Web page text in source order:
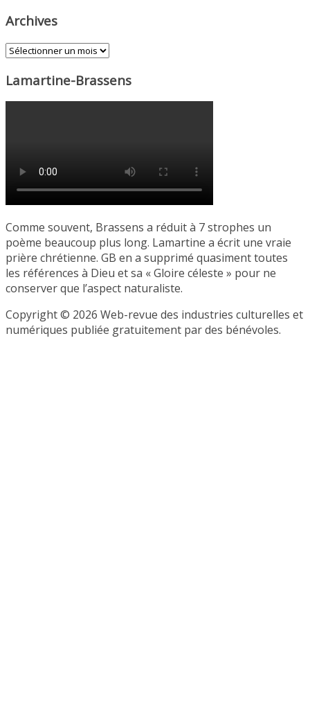
Archives
Archives
Lamartine-Brassens
Comme souvent, Brassens a réduit à 7 strophes un
poème beaucoup plus long. Lamartine a écrit une vraie
prière chrétienne. GB en a supprimé quasiment toutes
les références à Dieu et sa « Gloire céleste » pour ne
conserver que l’aspect naturaliste.
Copyright © 2026 Web-revue des industries culturelles et
numériques publiée gratuitement par des bénévoles.